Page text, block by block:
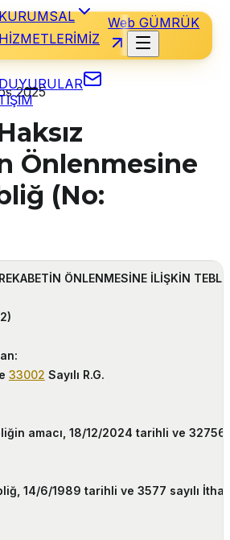
HİZMETLERİMİZ
DUYURULAR
Web GÜMRÜK
2025
Önlenmesine
(No:
ÖNLENMESİNE İLİŞKİN
33002 Sayılı R.G.
amacı, 18/12/2024 tarihli ve
14/6/1989 tarihli ve 3577 sayılı